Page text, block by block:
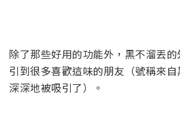
除了那些好用的功能外，黑不溜丟
引到很多喜歡這味的朋友（號稱來
深深地被吸引了）。